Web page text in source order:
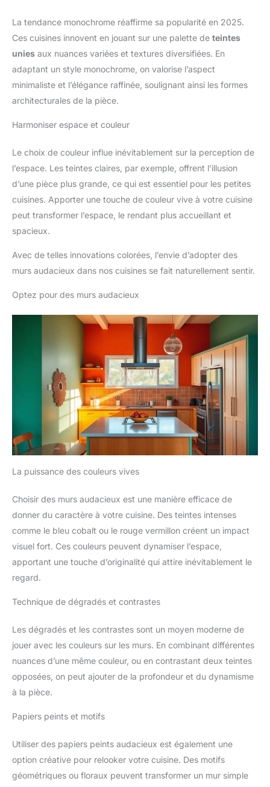
La tendance monochrome réaffirme sa popularité en 2025.
Ces cuisines innovent en jouant sur une palette de teintes
unies aux nuances variées et textures diversifiées. En
adaptant un style monochrome, on valorise l’aspect
minimaliste et l’élégance raffinée, soulignant ainsi les formes
architecturales de la pièce.
Harmoniser espace et couleur
Le choix de couleur influe inévitablement sur la perception de
l’espace. Les teintes claires, par exemple, offrent l’illusion
d’une pièce plus grande, ce qui est essentiel pour les petites
cuisines. Apporter une touche de couleur vive à votre cuisine
peut transformer l’espace, le rendant plus accueillant et
spacieux.
Avec de telles innovations colorées, l’envie d’adopter des
murs audacieux dans nos cuisines se fait naturellement sentir.
Optez pour des murs audacieux
La puissance des couleurs vives
Choisir des murs audacieux est une manière efficace de
donner du caractère à votre cuisine. Des teintes intenses
comme le bleu cobalt ou le rouge vermillon créent un impact
visuel fort. Ces couleurs peuvent dynamiser l’espace,
apportant une touche d’originalité qui attire inévitablement le
regard.
Technique de dégradés et contrastes
Les dégradés et les contrastes sont un moyen moderne de
jouer avec les couleurs sur les murs. En combinant différentes
nuances d’une même couleur, ou en contrastant deux teintes
opposées, on peut ajouter de la profondeur et du dynamisme
à la pièce.
Papiers peints et motifs
Utiliser des papiers peints audacieux est également une
option créative pour relooker votre cuisine. Des motifs
géométriques ou floraux peuvent transformer un mur simple